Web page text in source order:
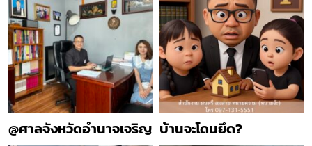
@ศาลจังหวัดอำนาจเจริญ บ้านจะโดนยึด?